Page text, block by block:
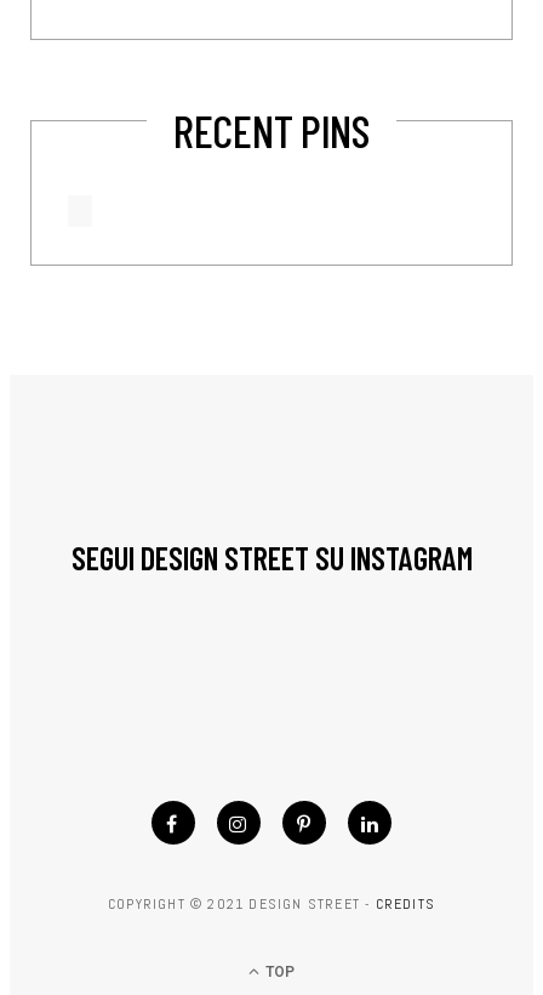
RECENT PINS
SEGUI DESIGN STREET SU INSTAGRAM
COPYRIGHT © 2021 DESIGN STREET - CREDITS
TOP